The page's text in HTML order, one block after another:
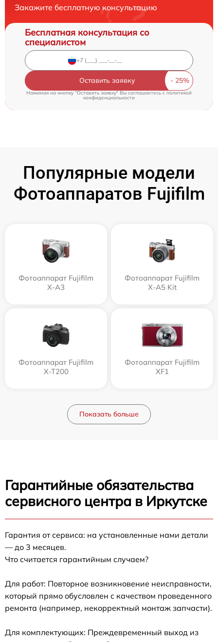
Закажите бесплатную консультацию
Бесплатная консультация со
специалистом
Оставить заявку
Нажимая на кнопку "Оставить заявку" Вы соглашаетесь cполитикой
конфиденциальности
Популярные модели
Фотоаппаратов Fujifilm
Фотоаппарат Fujifilm
X-A3
Фотоаппарат Fujifilm
X-A5 Kit
Фотоаппарат Fujifilm
X-T200
Фотоаппарат Fujifilm
XF1
Показать больше
Гарантийные обязательства
сервисного центра в Иркутске
Гарантия от сервиса: на установленные нами детали
— до 3 месяцев.
Что считается гарантийным случаем?
Для работ: Повторное возникновение неисправности,
который прямо обусловлен с качеством проведенного
ремонта (например, некорректный монтаж запчасти).
Для комплектующих: Преждевременный выход из